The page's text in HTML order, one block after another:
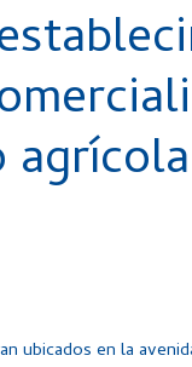
agrícola
ubicados en la